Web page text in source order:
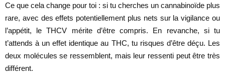
Ce que cela change pour toi : si tu cherches un cannabinoïde plus
rare, avec des effets potentiellement plus nets sur la vigilance ou
l’appétit, le THCV mérite d’être compris. En revanche, si tu
t’attends à un effet identique au THC, tu risques d’être déçu. Les
deux molécules se ressemblent, mais leur ressenti peut être très
différent.